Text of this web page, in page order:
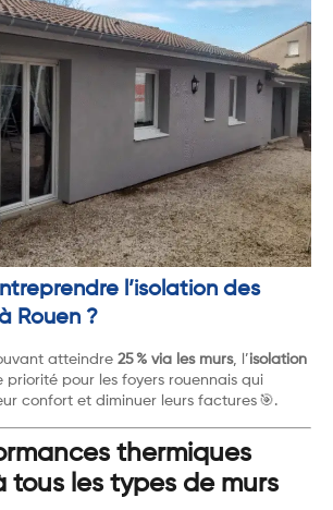
l’isolation des
Rouen ?
atteindre 25 % via les murs, l’isolation
pour les foyers rouennais qui
confort et diminuer leurs factures 🎯.
thermiques
tous les types de murs